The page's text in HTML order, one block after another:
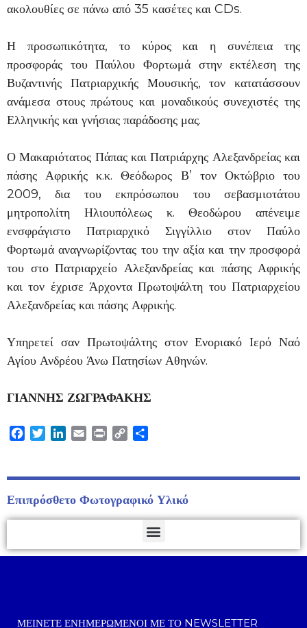
ακολουθίες σε πάνω από 35 κασέτες και CDs.
Η προσωπικότητα, το κύρος και η συνέπεια της
προσφοράς του Παύλου Φορτωμά στην εκτέλεση της
Βυζαντινής Πατριαρχικής Μουσικής, τον κατατάσσουν
ανάμεσα στους πρώτους και μοναδικούς συνεχιστές της
Ελληνικής και γνήσιας παράδοσης μας.
Ο Μακαριότατος Πάπας και Πατριάρχης Αλεξανδρείας και
πάσης Αφρικής κ.κ. Θεόδωρος Β’ τον Οκτώβριο του
2009, δια του εκπρόσωπου του σεβασμιοτάτου
μητροπολίτη Ηλιουπόλεως κ. Θεοδώρου απένειμε
ενσφράγιστο Πατριαρχικό Σιγγίλλιο στον Παύλο
Φορτωμά αναγνωρίζοντας του την αξία και την προσφορά
του στο Πατριαρχείο Αλεξανδρείας και πάσης Αφρικής
και τον έχρισε Άρχοντα Πρωτοψάλτη του Πατριαρχείου
Αλεξανδρείας και πάσης Αφρικής.
Υπηρετεί σαν Πρωτοψάλτης στον Ενοριακό Ιερό Ναό
Αγίου Ανδρέου Άνω Πατησίων Αθηνών.
ΓΙΑΝΝΗΣ ΖΩΓΡΑΦΑΚΗΣ
Facebook
TwitterLinkedIn
EmailPrint Copy
Επιπρόσθετο Φωτογραφικό Υλικό
ΜΕΊΝΕΤΕ ΕΝΗΜΕΡΩΜΈΝΟΙ ΜΕ ΤΟ NEWSLETTER